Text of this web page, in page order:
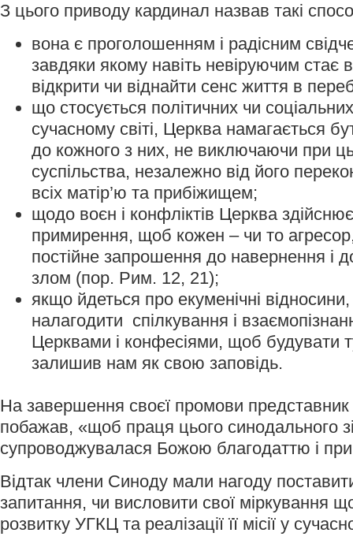
З цього приводу кардинал назвав такі
вона є проголошенням і радісним
завдяки якому навіть невіруючим стає
відкрити чи віднайти сенс життя в
що стосується політичних чи
сучасному світі, Церква намагається
до кожного з них, не виключаючи при
суспільства, незалежно від його
всіх матір’ю та прибіжищем;
щодо воєн і конфліктів Церква
примирення, щоб кожен – чи то
постійне запрошення до навернення і
злом (пор. Рим. 12, 21);
якщо йдеться про екуменічні
налагодити спілкування і
Церквами і конфесіями, щоб будувати
залишив нам як свою заповідь.
На завершення своєї промови представник
побажав, «щоб праця цього синодального
супроводжувалася Божою благодаттю і
Відтак члени Синоду мали нагоду
запитання, чи висловити свої міркування
розвитку УГКЦ та реалізації її місії у